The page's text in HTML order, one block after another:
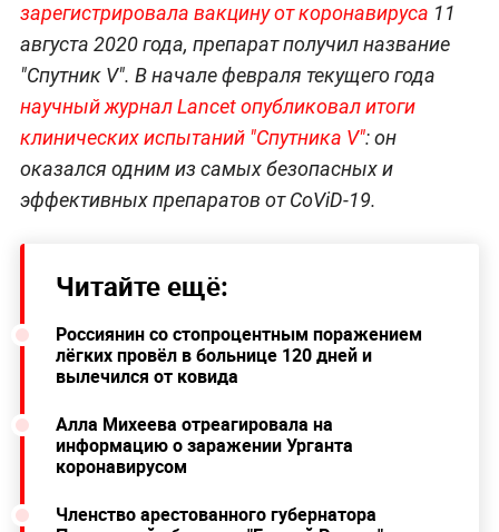
зарегистрировала вакцину от коронавируса 11
августа 2020 года, препарат получил название
"Спутник V". В начале февраля текущего года
научный журнал Lancet опубликовал итоги
клинических испытаний "Спутника V": он
оказался одним из самых безопасных и
эффективных препаратов от CoViD-19.
Читайте ещё:
Россиянин со стопроцентным поражением
лёгких провёл в больнице 120 дней и
вылечился от ковида
Алла Михеева отреагировала на
информацию о заражении Урганта
коронавирусом
Членство арестованного губернатора